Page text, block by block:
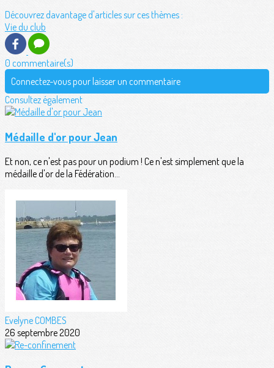
Découvrez davantage d'articles sur ces thèmes :
Vie du club
0 commentaire(s)
Connectez-vous pour laisser un commentaire
Consultez également
Médaille d'or pour Jean
Et non, ce n'est pas pour un podium ! Ce n'est simplement que la
médaille d'or de la Fédération...
Evelyne COMBES
26 septembre 2020